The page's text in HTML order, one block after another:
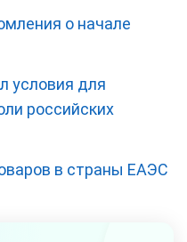
о начале
условия для
российских
в страны ЕАЭС